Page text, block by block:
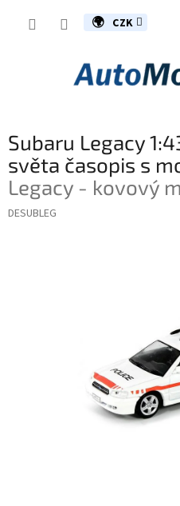
CZK
Subaru Legacy
světa časopis s
Legacy - kovový
DESUBLEG